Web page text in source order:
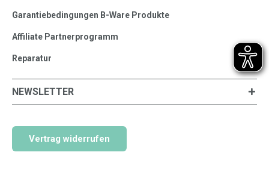
Garantiebedingungen B-Ware Produkte
Affiliate Partnerprogramm
Reparatur
NEWSLETTER
Vertrag widerrufen